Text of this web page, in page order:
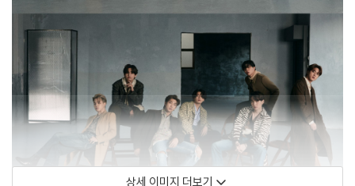
상세 이미지 더보기